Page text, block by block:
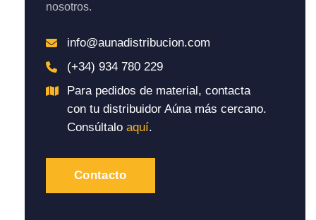
nosotros.
info@aunadistribucion.com
(+34) 934 780 229
Para pedidos de material, contacta
con tu distribuidor Aúna más cercano.
Consúltalo aquí.
Contacto